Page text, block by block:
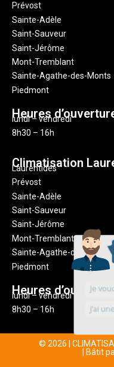
Prévost
Sainte-Adèle
Saint-Sauveur
Saint-Jérôme
Mont-Tremblant
Sainte-Agathe-des-Monts
Piedmont
Heures
lundi – vendredi
8h30 – 16h
Climatisation
Laurentides
Prévost
Sainte-Adèle
Saint-Sauveur
Saint-Jérôme
Mont-Tremblant
Sainte-Agathe-des-Monts
Piedmont
Heures
lundi – vendredi
8h30 – 16h
© 2026 |
| Bâtit